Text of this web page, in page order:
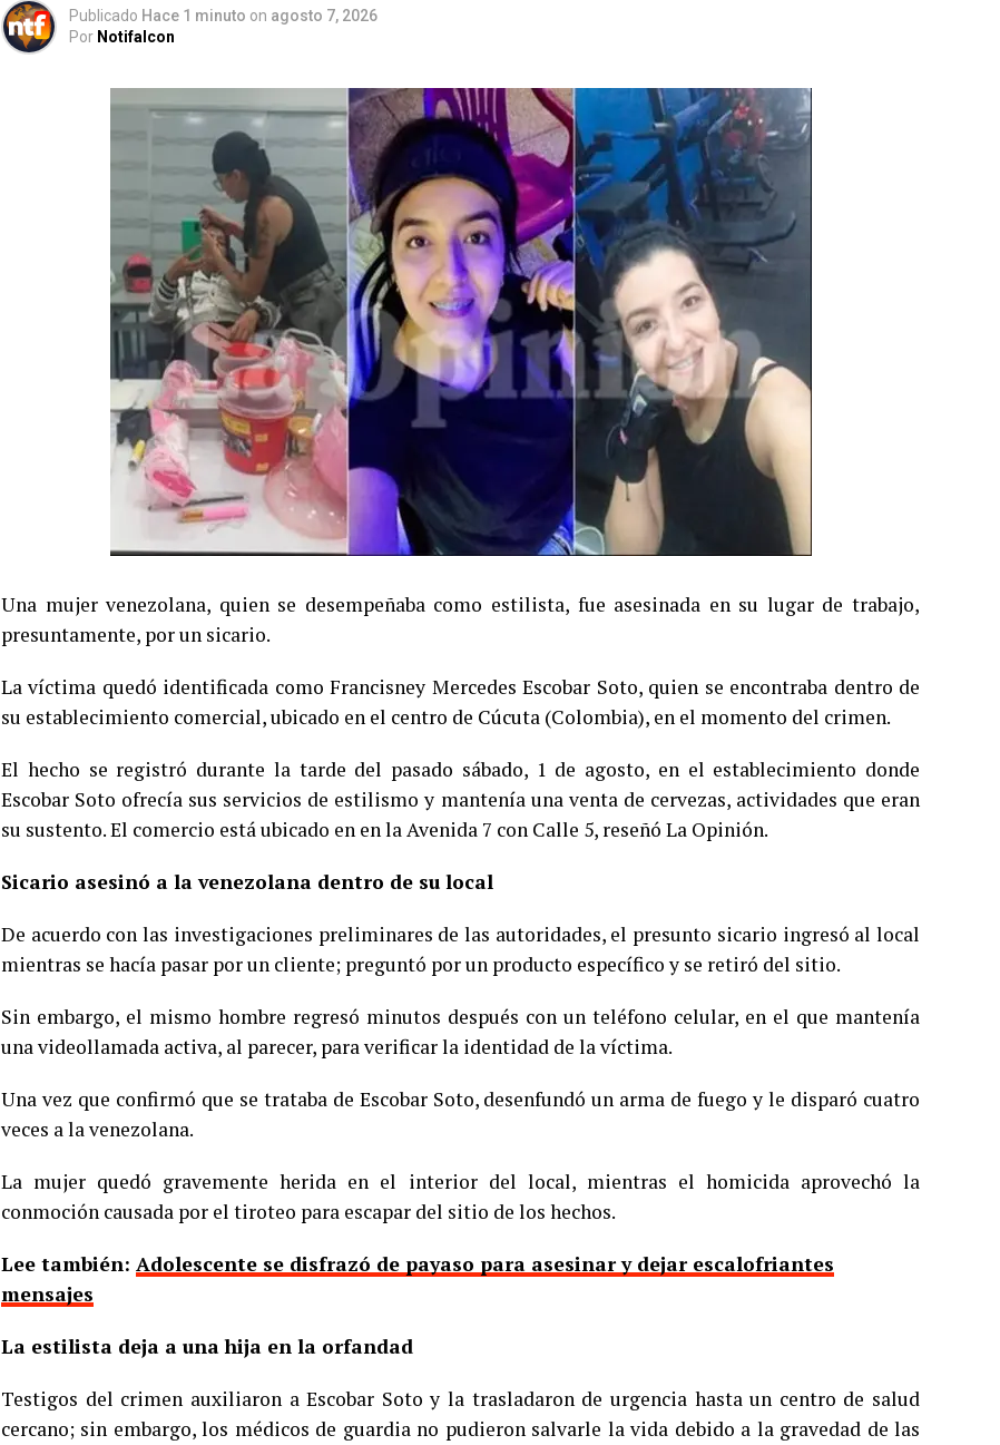
Publicado Hace 1 minuto on agosto 7, 2026
Por Notifalcon
Una mujer venezolana, quien se desempeñaba como estilista, fue asesinada en su lugar de trabajo,
presuntamente, por un sicario.
La víctima quedó identificada como Francisney Mercedes Escobar Soto, quien se encontraba dentro de
su establecimiento comercial, ubicado en el centro de Cúcuta (Colombia), en el momento del crimen.
El hecho se registró durante la tarde del pasado sábado, 1 de agosto, en el establecimiento donde
Escobar Soto ofrecía sus servicios de estilismo y mantenía una venta de cervezas, actividades que eran
su sustento. El comercio está ubicado en en la Avenida 7 con Calle 5, reseñó La Opinión.
Sicario asesinó a la venezolana dentro de su local
De acuerdo con las investigaciones preliminares de las autoridades, el presunto sicario ingresó al local
mientras se hacía pasar por un cliente; preguntó por un producto específico y se retiró del sitio.
Sin embargo, el mismo hombre regresó minutos después con un teléfono celular, en el que mantenía
una videollamada activa, al parecer, para verificar la identidad de la víctima.
Una vez que confirmó que se trataba de Escobar Soto, desenfundó un arma de fuego y le disparó cuatro
veces a la venezolana.
La mujer quedó gravemente herida en el interior del local, mientras el homicida aprovechó la
conmoción causada por el tiroteo para escapar del sitio de los hechos.
Lee también: Adolescente se disfrazó de payaso para asesinar y dejar escalofriantes
mensajes
La estilista deja a una hija en la orfandad
Testigos del crimen auxiliaron a Escobar Soto y la trasladaron de urgencia hasta un centro de salud
cercano; sin embargo, los médicos de guardia no pudieron salvarle la vida debido a la gravedad de las